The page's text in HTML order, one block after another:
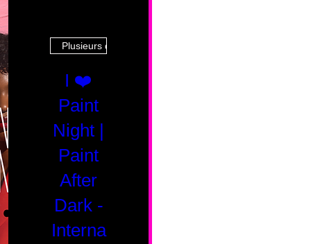
Plusieurs dates
I ❤️
Paint
Night |
Paint
After
Dark -
Interna